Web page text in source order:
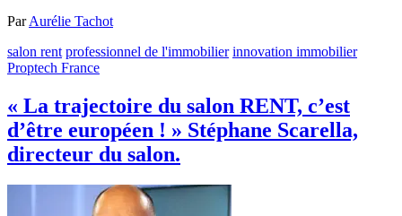
ParAurélie Tachot
salon rent professionnel de l'immobilier innovation immobilier
Proptech France
« La trajectoire du salon RENT, c’est
d’être européen ! » Stéphane Scarella,
directeur du salon.